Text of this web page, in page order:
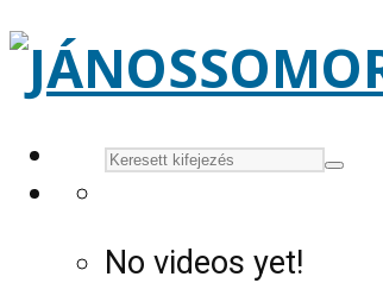
No videos yet!